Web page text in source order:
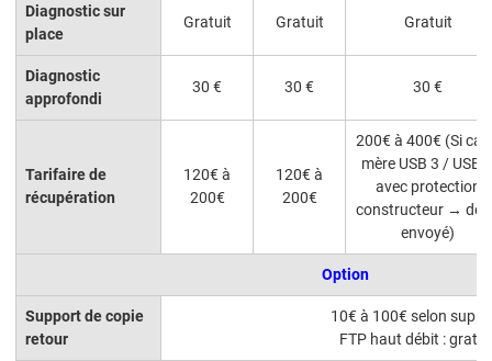
Diagnostic sur
place
Gratuit Gratuit Gratuit
Diagnostic
approfondi
30 € 30 € 30 €
Tarifaire de
récupération
120€ à
200€
120€ à
200€
200€ à 400€ (Si
mère USB 3 / USB-
avec protection
constructeur →
envoyé)
Option
Support de copie
retour
10€ à 100€ selon
FTP haut débit :